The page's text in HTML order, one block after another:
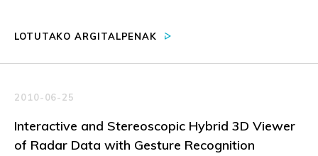
LOTUTAKO ARGITALPENAK
2010-06-25
Interactive and Stereoscopic Hybrid 3D Viewer
of Radar Data with Gesture Recognition